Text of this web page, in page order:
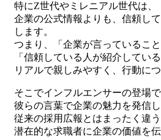
特にZ世代やミレニアル世代は、
企業の公式情報よりも、信頼し
します。
つまり、「企業が言っていること
「信頼している人が紹介してい
リアルで親しみやすく、行動に
そこでインフルエンサーの登場で
彼らの言葉で企業の魅力を発信し
従来の採用広報とはまったく違う
潜在的な求職者に企業の価値を